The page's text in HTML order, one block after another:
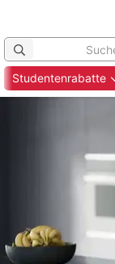
Studentenrabatte